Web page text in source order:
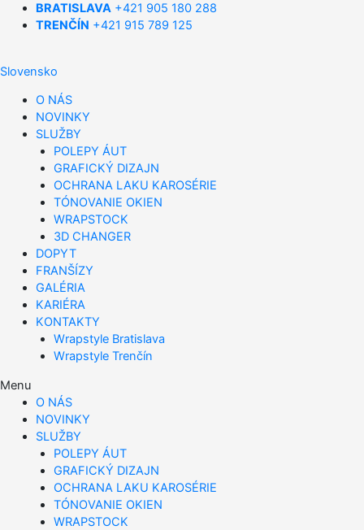
BRATISLAVA+421 905 180 288
TRENČÍN +421 915 789 125
Slovensko
O NÁS
NOVINKY
SLUŽBY
POLEPY ÁUT
GRAFICKÝ DIZAJN
OCHRANA LAKU KAROSÉRIE
TÓNOVANIE OKIEN
WRAPSTOCK
3D CHANGER
DOPYT
FRANŠÍZY
GALÉRIA
KARIÉRA
KONTAKTY
Wrapstyle Bratislava
Wrapstyle Trenčín
Menu
O NÁS
NOVINKY
SLUŽBY
POLEPY ÁUT
GRAFICKÝ DIZAJN
OCHRANA LAKU KAROSÉRIE
TÓNOVANIE OKIEN
WRAPSTOCK